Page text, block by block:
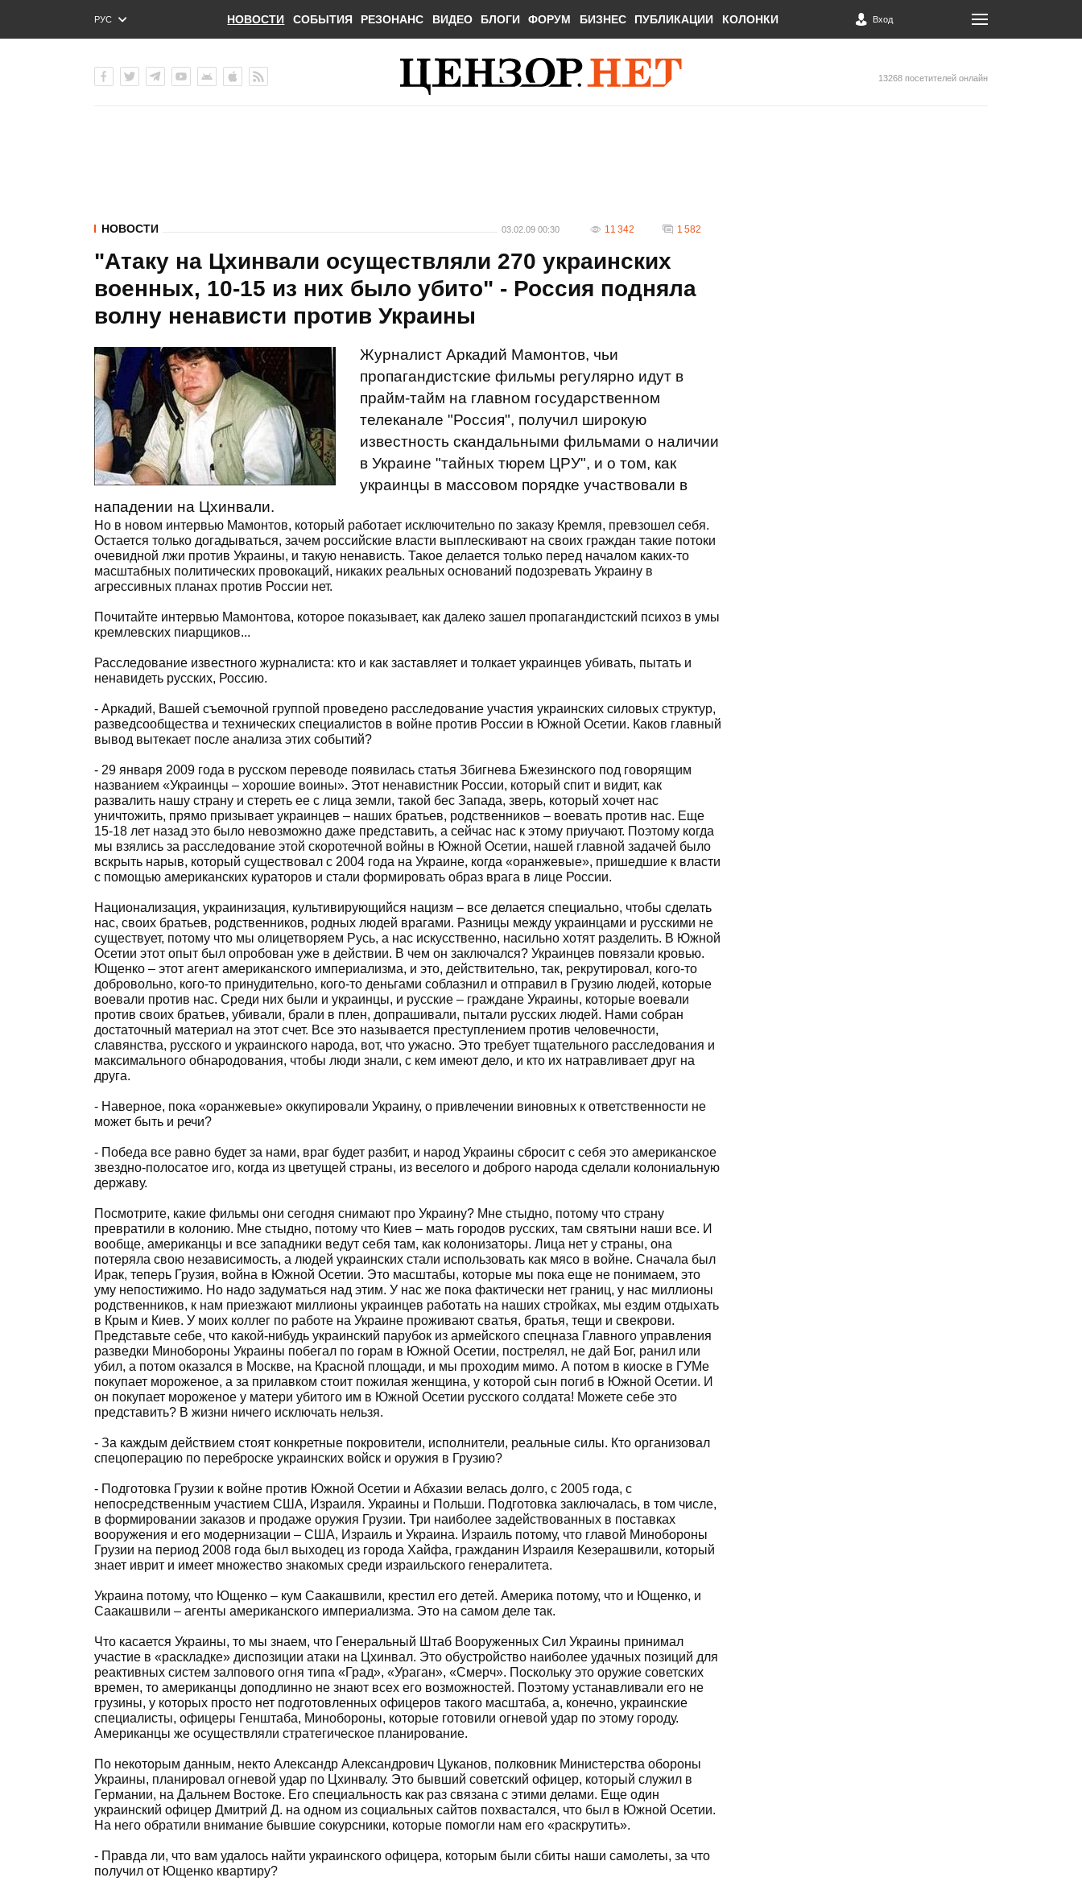
РУС
ENG
НОВОСТИ СОБЫТИЯ РЕЗОНАНС ВИДЕО БЛОГИ ФОРУМ БИЗНЕС ПУБЛИКАЦИИ КОЛОНКИ Вход
13268 посетителей онлайн
НОВОСТИ 03.02.09 00:30 11 342 1 582
"Атаку на Цхинвали осуществляли 270 украинских
военных, 10-15 из них было убито" - Россия подняла
волну ненависти против Украины
Журналист Аркадий Мамонтов, чьи
пропагандистские фильмы регулярно идут в
прайм-тайм на главном государственном
телеканале "Россия", получил широкую
известность скандальными фильмами о наличии
в Украине "тайных тюрем ЦРУ", и о том, как
украинцы в массовом порядке участвовали в
нападении на Цхинвали.
Но в новом интервью Мамонтов, который работает исключительно по заказу Кремля, превзошел себя.
Остается только догадываться, зачем российские власти выплескивают на своих граждан такие потоки
очевидной лжи против Украины, и такую ненависть. Такое делается только перед началом каких-то
масштабных политических провокаций, никаких реальных оснований подозревать Украину в
агрессивных планах против России нет.
Почитайте интервью Мамонтова, которое показывает, как далеко зашел пропагандистский психоз в умы
кремлевских пиарщиков...
Расследование известного журналиста: кто и как заставляет и толкает украинцев убивать, пытать и
ненавидеть русских, Россию.
- Аркадий, Вашей съемочной группой проведено расследование участия украинских силовых структур,
разведсообщества и технических специалистов в войне против России в Южной Осетии. Каков главный
вывод вытекает после анализа этих событий?
- 29 января 2009 года в русском переводе появилась статья Збигнева Бжезинского под говорящим
названием «Украинцы – хорошие воины». Этот ненавистник России, который спит и видит, как
развалить нашу страну и стереть ее с лица земли, такой бес Запада, зверь, который хочет нас
уничтожить, прямо призывает украинцев – наших братьев, родственников – воевать против нас. Еще
15-18 лет назад это было невозможно даже представить, а сейчас нас к этому приучают. Поэтому когда
мы взялись за расследование этой скоротечной войны в Южной Осетии, нашей главной задачей было
вскрыть нарыв, который существовал с 2004 года на Украине, когда «оранжевые», пришедшие к власти
с помощью американских кураторов и стали формировать образ врага в лице России.
Национализация, украинизация, культивирующийся нацизм – все делается специально, чтобы сделать
нас, своих братьев, родственников, родных людей врагами. Разницы между украинцами и русскими не
существует, потому что мы олицетворяем Русь, а нас искусственно, насильно хотят разделить. В Южной
Осетии этот опыт был опробован уже в действии. В чем он заключался? Украинцев повязали кровью.
Ющенко – этот агент американского империализма, и это, действительно, так, рекрутировал, кого-то
добровольно, кого-то принудительно, кого-то деньгами соблазнил и отправил в Грузию людей, которые
воевали против нас. Среди них были и украинцы, и русские – граждане Украины, которые воевали
против своих братьев, убивали, брали в плен, допрашивали, пытали русских людей. Нами собран
достаточный материал на этот счет. Все это называется преступлением против человечности,
славянства, русского и украинского народа, вот, что ужасно. Это требует тщательного расследования и
максимального обнародования, чтобы люди знали, с кем имеют дело, и кто их натравливает друг на
друга.
- Наверное, пока «оранжевые» оккупировали Украину, о привлечении виновных к ответственности не
может быть и речи?
- Победа все равно будет за нами, враг будет разбит, и народ Украины сбросит с себя это американское
звездно-полосатое иго, когда из цветущей страны, из веселого и доброго народа сделали колониальную
державу.
Посмотрите, какие фильмы они сегодня снимают про Украину? Мне стыдно, потому что страну
превратили в колонию. Мне стыдно, потому что Киев – мать городов русских, там святыни наши все. И
вообще, американцы и все западники ведут себя там, как колонизаторы. Лица нет у страны, она
потеряла свою независимость, а людей украинских стали использовать как мясо в войне. Сначала был
Ирак, теперь Грузия, война в Южной Осетии. Это масштабы, которые мы пока еще не понимаем, это
уму непостижимо. Но надо задуматься над этим. У нас же пока фактически нет границ, у нас миллионы
родственников, к нам приезжают миллионы украинцев работать на наших стройках, мы ездим отдыхать
в Крым и Киев. У моих коллег по работе на Украине проживают сватья, братья, тещи и свекрови.
Представьте себе, что какой-нибудь украинский парубок из армейского спецназа Главного управления
разведки Минобороны Украины побегал по горам в Южной Осетии, пострелял, не дай Бог, ранил или
убил, а потом оказался в Москве, на Красной площади, и мы проходим мимо. А потом в киоске в ГУМе
покупает мороженое, а за прилавком стоит пожилая женщина, у которой сын погиб в Южной Осетии. И
он покупает мороженое у матери убитого им в Южной Осетии русского солдата! Можете себе это
представить? В жизни ничего исключать нельзя.
- За каждым действием стоят конкретные покровители, исполнители, реальные силы. Кто организовал
спецоперацию по переброске украинских войск и оружия в Грузию?
- Подготовка Грузии к войне против Южной Осетии и Абхазии велась долго, с 2005 года, с
непосредственным участием США, Израиля. Украины и Польши. Подготовка заключалась, в том числе,
в формировании заказов и продаже оружия Грузии. Три наиболее задействованных в поставках
вооружения и его модернизации – США, Израиль и Украина. Израиль потому, что главой Минобороны
Грузии на период 2008 года был выходец из города Хайфа, гражданин Израиля Кезерашвили, который
знает иврит и имеет множество знакомых среди израильского генералитета.
Украина потому, что Ющенко – кум Саакашвили, крестил его детей. Америка потому, что и Ющенко, и
Саакашвили – агенты американского империализма. Это на самом деле так.
Что касается Украины, то мы знаем, что Генеральный Штаб Вооруженных Сил Украины принимал
участие в «раскладке» диспозиции атаки на Цхинвал. Это обустройство наиболее удачных позиций для
реактивных систем залпового огня типа «Град», «Ураган», «Смерч». Поскольку это оружие советских
времен, то американцы доподлинно не знают всех его возможностей. Поэтому устанавливали его не
грузины, у которых просто нет подготовленных офицеров такого масштаба, а, конечно, украинские
специалисты, офицеры Генштаба, Минобороны, которые готовили огневой удар по этому городу.
Американцы же осуществляли стратегическое планирование.
По некоторым данным, некто Александр Александрович Цуканов, полковник Министерства обороны
Украины, планировал огневой удар по Цхинвалу. Это бывший советский офицер, который служил в
Германии, на Дальнем Востоке. Его специальность как раз связана с этими делами. Еще один
украинский офицер Дмитрий Д. на одном из социальных сайтов похвастался, что был в Южной Осетии.
На него обратили внимание бывшие сокурсники, которые помогли нам его «раскрутить».
- Правда ли, что вам удалось найти украинского офицера, которым были сбиты наши самолеты, за что
получил от Ющенко квартиру?